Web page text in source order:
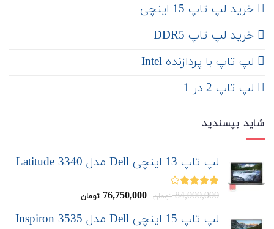
‌‌ خرید لپ تاپ 15 اینچی
خرید لپ تاپ DDR5
لپ تاپ با پردازنده Intel
لپ تاپ 2 در 1
شاید بپسندید
لپ تاپ 13 اینچی Dell مدل Latitude 3340
نمره
84,000,000 تومان
قیمت
84,000,000
76,750,000 تومانقیمت
76,750,000
لپ تاپ 15 اینچی Dell مدل Inspiron 3535